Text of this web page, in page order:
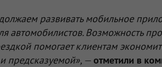
развивать мобильное
автомобилистов. Возможность
помогает клиентам
предсказуемой», —отметили в